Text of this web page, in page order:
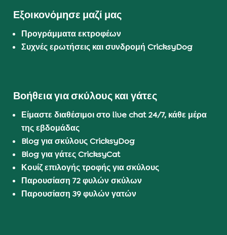
Εξοικονόμησε μαζί μας
Προγράμματα εκτροφέων
Συχνές ερωτήσεις και συνδρομή CricksyDog
Βοήθεια για σκύλους και γάτες
Είμαστε διαθέσιμοι στο live chat 24/7, κάθε μέρα
της εβδομάδας
Blog για σκύλους CricksyDog
Blog για γάτες CricksyCat
Κουίζ επιλογής τροφής για σκύλους
Παρουσίαση 72 φυλών σκύλων
Παρουσίαση 39 φυλών γατών